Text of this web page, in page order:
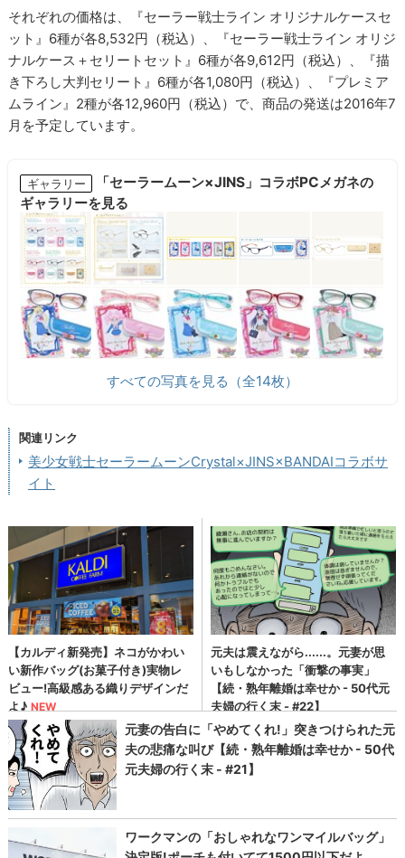
それぞれの価格は、『セーラー戦士ライン オリジナルケースセ
ット』6種が各8,532円（税込）、『セーラー戦士ライン オリジ
ナルケース＋セリートセット』6種が各9,612円（税込）、『描
き下ろし大判セリート』6種が各1,080円（税込）、『プレミア
ムライン』2種が各12,960円（税込）で、商品の発送は2016年7
月を予定しています。
ギャラリー
「セーラームーン×JINS」コラボPCメガネの
ギャラリーを見る
すべての写真を見る（全14枚）
関連リンク
美少女戦士セーラームーンCrystal×JINS×BANDAIコラボサ
イト